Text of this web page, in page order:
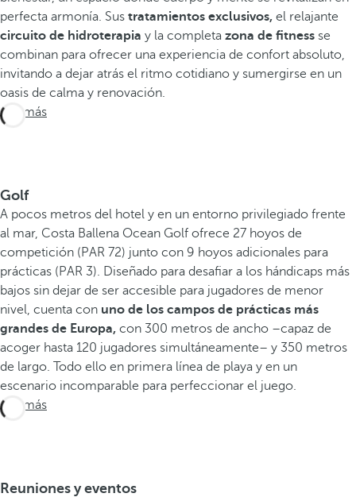
perfecta armonía. Sus tratamientos exclusivos, el relajante
circuito de hidroterapia y la completa zona de fitness se
combinan para ofrecer una experiencia de confort absoluto,
invitando a dejar atrás el ritmo cotidiano y sumergirse en un
oasis de calma y renovación.
Ver más
Golf
A pocos metros del hotel y en un entorno privilegiado frente
al mar, Costa Ballena Ocean Golf ofrece 27 hoyos de
competición (PAR 72) junto con 9 hoyos adicionales para
prácticas (PAR 3). Diseñado para desafiar a los hándicaps más
bajos sin dejar de ser accesible para jugadores de menor
nivel, cuenta con uno de los campos de prácticas más
grandes de Europa, con 300 metros de ancho –capaz de
acoger hasta 120 jugadores simultáneamente– y 350 metros
de largo. Todo ello en primera línea de playa y en un
escenario incomparable para perfeccionar el juego.
Ver más
Reuniones y eventos